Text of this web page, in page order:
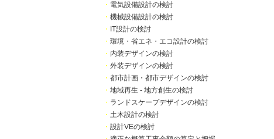
・ 電気設備設計の検討
・ 機械設備設計の検討
・ IT設計の検討
・ 環境・省エネ・エコ設計の検討
・ 内装デザインの検討
・ 外装デザインの検討
・ 都市計画・都市デザインの検討
・ 地域再生 - 地方創生の検討
・ ランドスケープデザインの検討
・ 土木設計の検討
・ 設計VEの検討